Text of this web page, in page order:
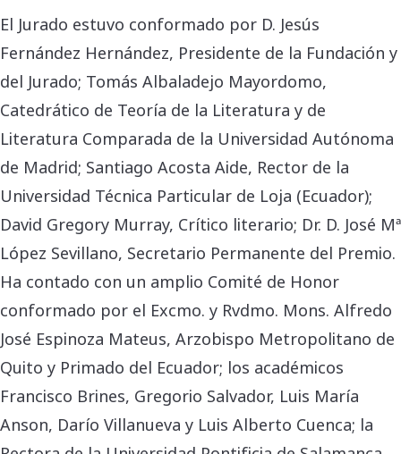
El Jurado estuvo conformado por D. Jesús
Fernández Hernández, Presidente de la Fundación y
del Jurado; Tomás Albaladejo Mayordomo,
Catedrático de Teoría de la Literatura y de
Literatura Comparada de la Universidad Autónoma
de Madrid; Santiago Acosta Aide, Rector de la
Universidad Técnica Particular de Loja (Ecuador);
David Gregory Murray, Crítico literario; Dr. D. José Mª
López Sevillano, Secretario Permanente del Premio.
Ha contado con un amplio Comité de Honor
conformado por el Excmo. y Rvdmo. Mons. Alfredo
José Espinoza Mateus, Arzobispo Metropolitano de
Quito y Primado del Ecuador; los académicos
Francisco Brines, Gregorio Salvador, Luis María
Anson, Darío Villanueva y Luis Alberto Cuenca; la